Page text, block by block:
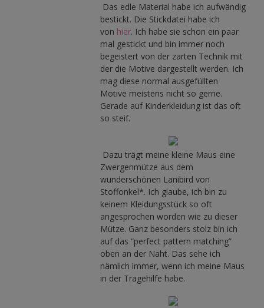
Das edle Material habe ich aufwändig
bestickt. Die Stickdatei habe ich
von hier. Ich habe sie schon ein paar
mal gestickt und bin immer noch
begeistert von der zarten Technik mit
der die Motive dargestellt werden. Ich
mag diese normal ausgefüllten
Motive meistens nicht so gerne.
Gerade auf Kinderkleidung ist das oft
so steif.
Dazu trägt meine kleine Maus eine
Zwergenmütze aus dem
wunderschönen Lanibird von
Stoffonkel*. Ich glaube, ich bin zu
keinem Kleidungsstück so oft
angesprochen worden wie zu dieser
Mütze. Ganz besonders stolz bin ich
auf das “perfect pattern matching”
oben an der Naht. Das sehe ich
nämlich immer, wenn ich meine Maus
in der Tragehilfe habe.